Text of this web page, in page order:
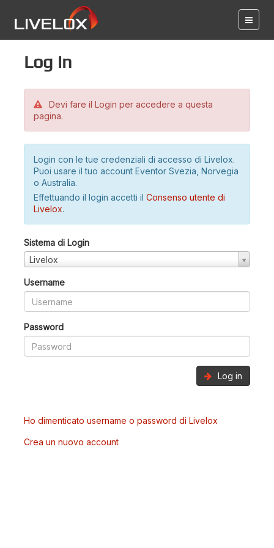
Log in
Devi fare il Login per accedere a questa
pagina.
Login con le tue credenziali di accesso di Livelox.
Puoi usare il tuo account Eventor Svezia, Norvegia
o Australia.
Effettuando il login accetti il Consenso utente di
Livelox.
Sistema di Login
Livelox
Username
Password
Log in
Ho dimenticato username o password di Livelox
Crea un nuovo account